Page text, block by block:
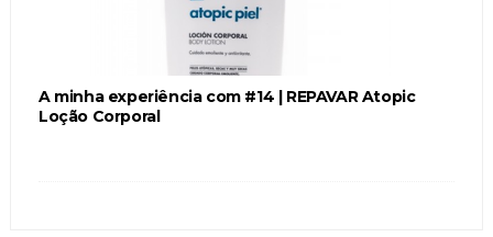
A minha experiência com #14 | REPAVAR Atopic
Loção Corporal